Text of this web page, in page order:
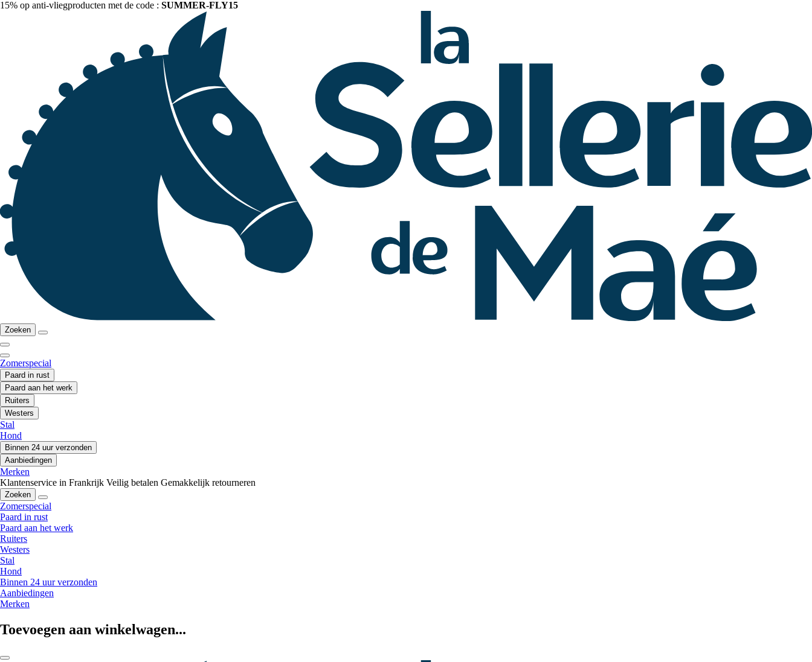
15% op anti-vliegproducten met de code : SUMMER-FLY15
Zoeken
Zomerspecial
Paard in rust
Paard aan het werk
Ruiters
Westers
Stal
Hond
Binnen 24 uur verzonden
Aanbiedingen
Merken
Klantenservice in Frankrijk Veilig betalen Gemakkelijk retourneren
Zoeken
Zomerspecial
Paard in rust
Paard aan het werk
Ruiters
Westers
Stal
Hond
Binnen 24 uur verzonden
Aanbiedingen
Merken
Toevoegen aan winkelwagen...